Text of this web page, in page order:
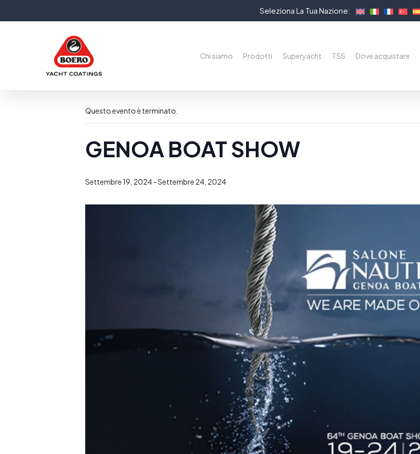
to
Seleziona La Tua Nazione:
Premi Invio per cercare o ESC per chiudere
Chi siamo Prodotti Superyacht TSS Dove acquistare
« Tutti gli Eventi
Questo evento è terminato.
GENOA BOAT SHOW
Settembre 19, 2024-Settembre 24, 2024